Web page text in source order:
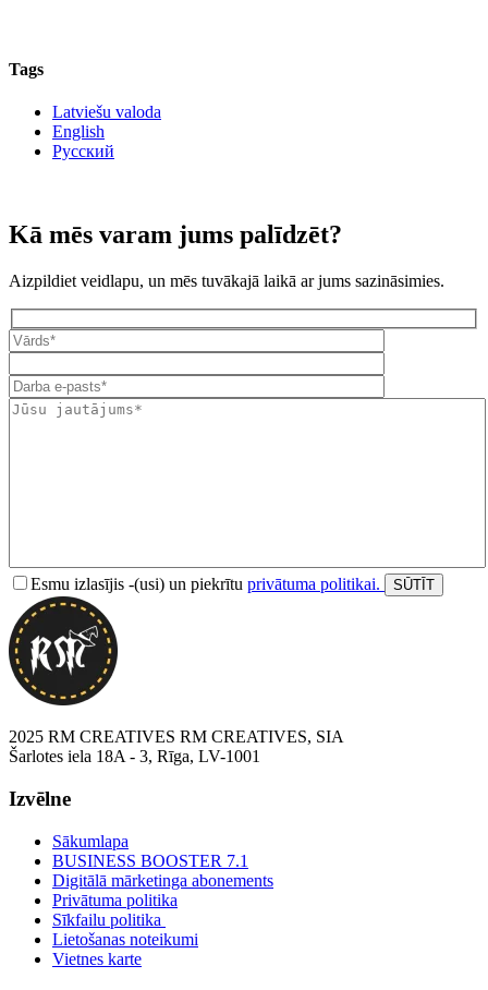
Tags
Latviešu valoda
English
Русский
Kā mēs varam jums palīdzēt?
Aizpildiet veidlapu, un mēs tuvākajā laikā ar jums sazināsimies.
Esmu izlasījis -(usi) un piekrītu privātuma politikai.
2025 RM CREATIVES RM CREATIVES, SIA
Šarlotes iela 18A - 3, Rīga, LV-1001
Izvēlne
Sākumlapa
BUSINESS BOOSTER 7.1
Digitālā mārketinga abonements
Privātuma politika
Sīkfailu politika
Lietošanas noteikumi
Vietnes karte